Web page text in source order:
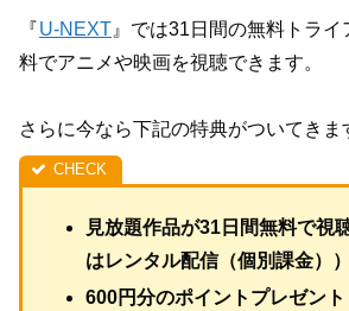
『 U-NEXT』では31日間の無料トラ
料でアニメや映画を視聴できます。
さらに今なら下記の特典がついてきま
見放題作品が31日間無料で視
はレンタル配信（個別課金））
600円分のポイントプレゼン